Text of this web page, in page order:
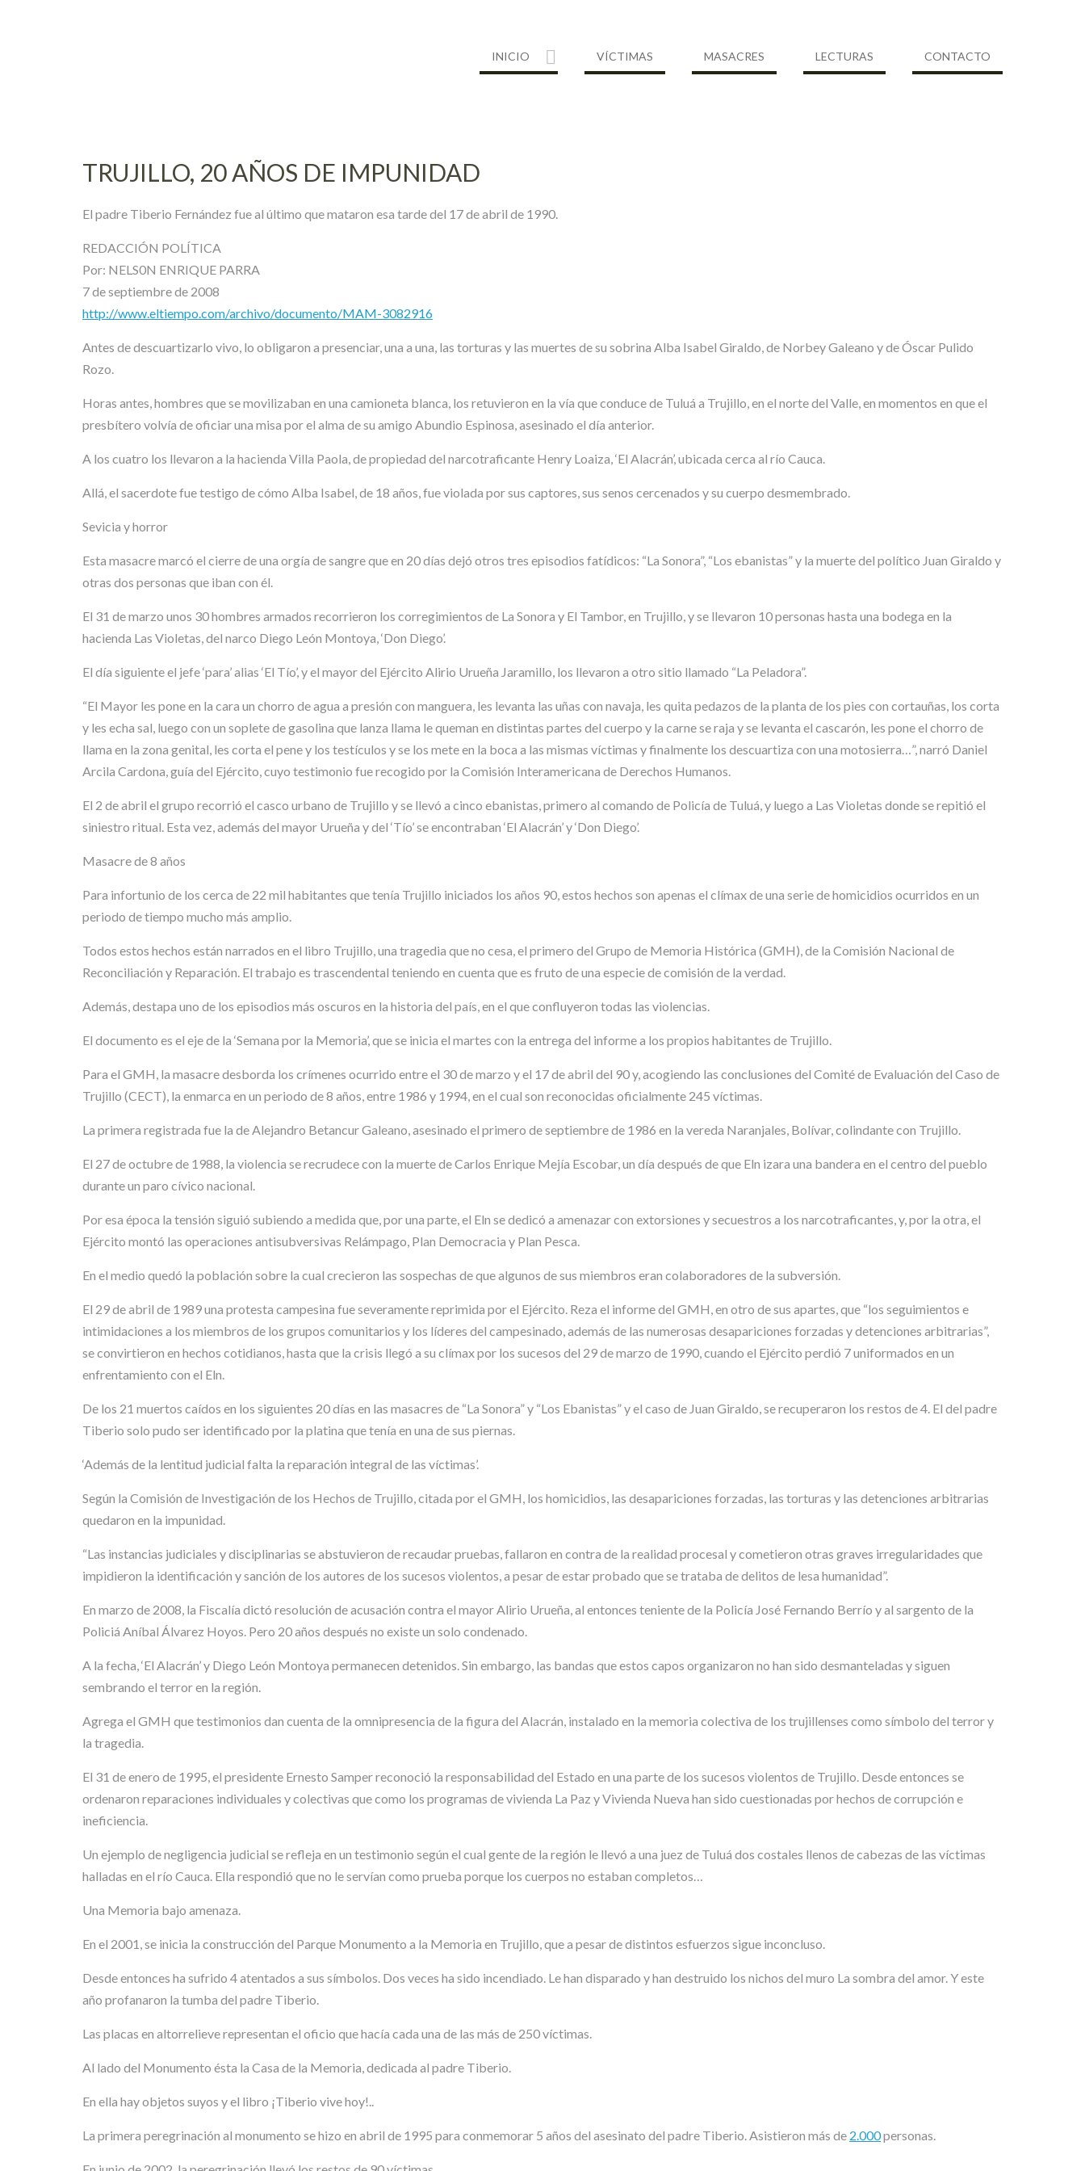
INICIO VÍCTIMAS MASACRES LECTURAS CONTACTO
TRUJILLO, 20 AÑOS DE IMPUNIDAD
El padre Tiberio Fernández fue al último que mataron esa tarde del 17 de abril de 1990.
REDACCIÓN POLÍTICA
Por: NELS0N ENRIQUE PARRA
7 de septiembre de 2008
http://www.eltiempo.com/archivo/documento/MAM-3082916
Antes de descuartizarlo vivo, lo obligaron a presenciar, una a una, las torturas y las muertes de su sobrina Alba Isabel Giraldo, de Norbey Galeano y de Óscar Pulido
Rozo.
Horas antes, hombres que se movilizaban en una camioneta blanca, los retuvieron en la vía que conduce de Tuluá a Trujillo, en el norte del Valle, en momentos en que el
presbítero volvía de oficiar una misa por el alma de su amigo Abundio Espinosa, asesinado el día anterior.
A los cuatro los llevaron a la hacienda Villa Paola, de propiedad del narcotraficante Henry Loaiza, ‘El Alacrán’, ubicada cerca al río Cauca.
Allá, el sacerdote fue testigo de cómo Alba Isabel, de 18 años, fue violada por sus captores, sus senos cercenados y su cuerpo desmembrado.
Sevicia y horror
Esta masacre marcó el cierre de una orgía de sangre que en 20 días dejó otros tres episodios fatídicos: “La Sonora”, “Los ebanistas” y la muerte del político Juan Giraldo y
otras dos personas que iban con él.
El 31 de marzo unos 30 hombres armados recorrieron los corregimientos de La Sonora y El Tambor, en Trujillo, y se llevaron 10 personas hasta una bodega en la
hacienda Las Violetas, del narco Diego León Montoya, ‘Don Diego’.
El día siguiente el jefe ‘para’ alias ‘El Tío’, y el mayor del Ejército Alirio Urueña Jaramillo, los llevaron a otro sitio llamado “La Peladora”.
“El Mayor les pone en la cara un chorro de agua a presión con manguera, les levanta las uñas con navaja, les quita pedazos de la planta de los pies con cortauñas, los corta
y les echa sal, luego con un soplete de gasolina que lanza llama le queman en distintas partes del cuerpo y la carne se raja y se levanta el cascarón, les pone el chorro de
llama en la zona genital, les corta el pene y los testículos y se los mete en la boca a las mismas víctimas y finalmente los descuartiza con una motosierra…”, narró Daniel
Arcila Cardona, guía del Ejército, cuyo testimonio fue recogido por la Comisión Interamericana de Derechos Humanos.
El 2 de abril el grupo recorrió el casco urbano de Trujillo y se llevó a cinco ebanistas, primero al comando de Policía de Tuluá, y luego a Las Violetas donde se repitió el
siniestro ritual. Esta vez, además del mayor Urueña y del ‘Tío’ se encontraban ‘El Alacrán’ y ‘Don Diego’.
Masacre de 8 años
Para infortunio de los cerca de 22 mil habitantes que tenía Trujillo iniciados los años 90, estos hechos son apenas el clímax de una serie de homicidios ocurridos en un
periodo de tiempo mucho más amplio.
Todos estos hechos están narrados en el libro Trujillo, una tragedia que no cesa, el primero del Grupo de Memoria Histórica (GMH), de la Comisión Nacional de
Reconciliación y Reparación. El trabajo es trascendental teniendo en cuenta que es fruto de una especie de comisión de la verdad.
Además, destapa uno de los episodios más oscuros en la historia del país, en el que confluyeron todas las violencias.
El documento es el eje de la ‘Semana por la Memoria’, que se inicia el martes con la entrega del informe a los propios habitantes de Trujillo.
Para el GMH, la masacre desborda los crímenes ocurrido entre el 30 de marzo y el 17 de abril del 90 y, acogiendo las conclusiones del Comité de Evaluación del Caso de
Trujillo (CECT), la enmarca en un periodo de 8 años, entre 1986 y 1994, en el cual son reconocidas oficialmente 245 víctimas.
La primera registrada fue la de Alejandro Betancur Galeano, asesinado el primero de septiembre de 1986 en la vereda Naranjales, Bolívar, colindante con Trujillo.
El 27 de octubre de 1988, la violencia se recrudece con la muerte de Carlos Enrique Mejía Escobar, un día después de que Eln izara una bandera en el centro del pueblo
durante un paro cívico nacional.
Por esa época la tensión siguió subiendo a medida que, por una parte, el Eln se dedicó a amenazar con extorsiones y secuestros a los narcotraficantes, y, por la otra, el
Ejército montó las operaciones antisubversivas Relámpago, Plan Democracia y Plan Pesca.
En el medio quedó la población sobre la cual crecieron las sospechas de que algunos de sus miembros eran colaboradores de la subversión.
El 29 de abril de 1989 una protesta campesina fue severamente reprimida por el Ejército. Reza el informe del GMH, en otro de sus apartes, que “los seguimientos e
intimidaciones a los miembros de los grupos comunitarios y los líderes del campesinado, además de las numerosas desapariciones forzadas y detenciones arbitrarias”,
se convirtieron en hechos cotidianos, hasta que la crisis llegó a su clímax por los sucesos del 29 de marzo de 1990, cuando el Ejército perdió 7 uniformados en un
enfrentamiento con el Eln.
De los 21 muertos caídos en los siguientes 20 días en las masacres de “La Sonora” y “Los Ebanistas” y el caso de Juan Giraldo, se recuperaron los restos de 4. El del padre
Tiberio solo pudo ser identificado por la platina que tenía en una de sus piernas.
‘Además de la lentitud judicial falta la reparación integral de las víctimas’.
Según la Comisión de Investigación de los Hechos de Trujillo, citada por el GMH, los homicidios, las desapariciones forzadas, las torturas y las detenciones arbitrarias
quedaron en la impunidad.
“Las instancias judiciales y disciplinarias se abstuvieron de recaudar pruebas, fallaron en contra de la realidad procesal y cometieron otras graves irregularidades que
impidieron la identificación y sanción de los autores de los sucesos violentos, a pesar de estar probado que se trataba de delitos de lesa humanidad”.
En marzo de 2008, la Fiscalía dictó resolución de acusación contra el mayor Alirio Urueña, al entonces teniente de la Policía José Fernando Berrío y al sargento de la
Policiá Aníbal Álvarez Hoyos. Pero 20 años después no existe un solo condenado.
A la fecha, ‘El Alacrán’ y Diego León Montoya permanecen detenidos. Sin embargo, las bandas que estos capos organizaron no han sido desmanteladas y siguen
sembrando el terror en la región.
Agrega el GMH que testimonios dan cuenta de la omnipresencia de la figura del Alacrán, instalado en la memoria colectiva de los trujillenses como símbolo del terror y
la tragedia.
El 31 de enero de 1995, el presidente Ernesto Samper reconoció la responsabilidad del Estado en una parte de los sucesos violentos de Trujillo. Desde entonces se
ordenaron reparaciones individuales y colectivas que como los programas de vivienda La Paz y Vivienda Nueva han sido cuestionadas por hechos de corrupción e
ineficiencia.
Un ejemplo de negligencia judicial se refleja en un testimonio según el cual gente de la región le llevó a una juez de Tuluá dos costales llenos de cabezas de las víctimas
halladas en el río Cauca. Ella respondió que no le servían como prueba porque los cuerpos no estaban completos…
Una Memoria bajo amenaza.
En el 2001, se inicia la construcción del Parque Monumento a la Memoria en Trujillo, que a pesar de distintos esfuerzos sigue inconcluso.
Desde entonces ha sufrido 4 atentados a sus símbolos. Dos veces ha sido incendiado. Le han disparado y han destruido los nichos del muro La sombra del amor. Y este
año profanaron la tumba del padre Tiberio.
Las placas en altorrelieve representan el oficio que hacía cada una de las más de 250 víctimas.
Al lado del Monumento ésta la Casa de la Memoria, dedicada al padre Tiberio.
En ella hay objetos suyos y el libro ¡Tiberio vive hoy!..
La primera peregrinación al monumento se hizo en abril de 1995 para conmemorar 5 años del asesinato del padre Tiberio. Asistieron más de 2.000personas.